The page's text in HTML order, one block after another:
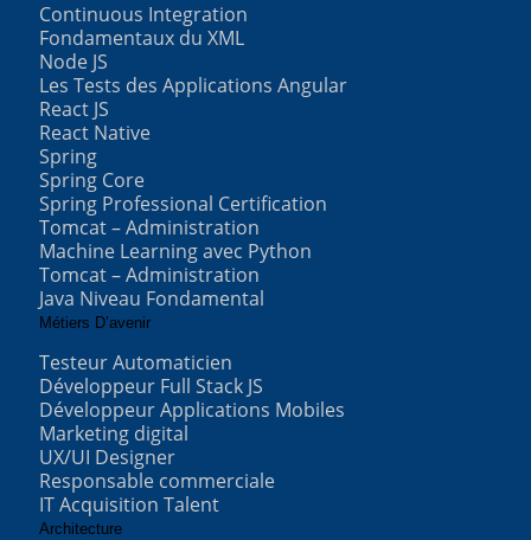
Continuous Integration
Fondamentaux du XML
Node JS
Les Tests des Applications Angular
React JS
React Native
Spring
Spring Core
Spring Professional Certification
Tomcat – Administration
Machine Learning avec Python
Tomcat – Administration
Java Niveau Fondamental
Métiers D’avenir
Testeur Automaticien
Développeur Full Stack JS
Développeur Applications Mobiles
Marketing digital
UX/UI Designer
Responsable commerciale
IT Acquisition Talent
Architecture